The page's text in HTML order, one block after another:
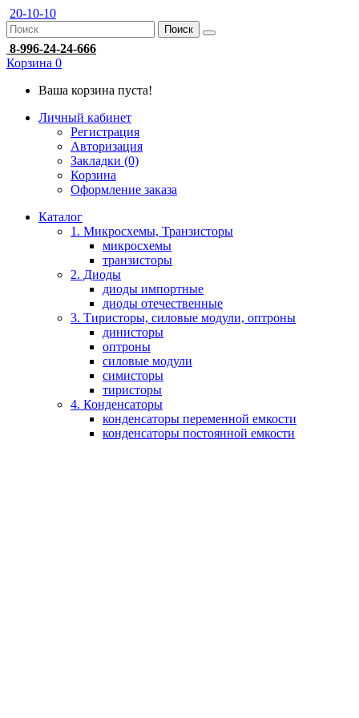
20-10-10
Поиск
8-996-24-24-666
Корзина 0
Ваша корзина пуста!
Личный кабинет
Регистрация
Авторизация
Закладки (0)
Корзина
Оформление заказа
Каталог
1. Микросхемы, Транзисторы
микросхемы
транзисторы
2. Диоды
диоды импортные
диоды отечественные
3. Тиристоры, силовые модули, оптроны
динисторы
оптроны
силовые модули
симисторы
тиристоры
4. Конденсаторы
конденсаторы переменной емкости
конденсаторы постоянной емкости